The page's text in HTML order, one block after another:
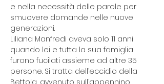
e nella necessità delle parole per
smuovere domande nelle nuove
generazioni.
Liliana Manfredi aveva solo 11 anni
quando lei e tutta la sua famiglia
furono fucilati assieme ad altre 35
persone. Si tratta dell’eccidio della
Bettola, avvenuto sull’appennino